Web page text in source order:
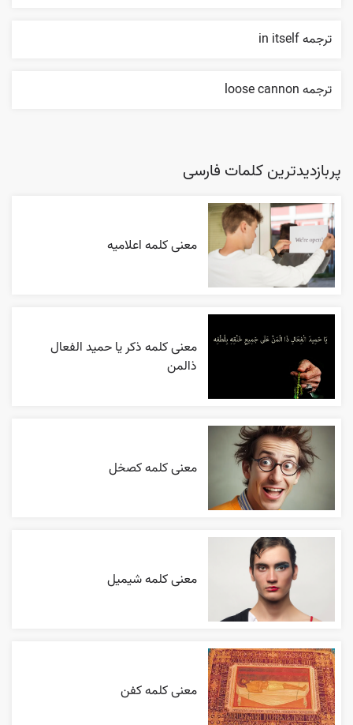
ترجمه in itself
ترجمه loose cannon
پربازدیدترین کلمات فارسی
معنی کلمه اعلاميه
معنی کلمه ذکر یا حمید الفعال
ذالمن
معنی کلمه کصخل
معنی کلمه شیمیل
معنی کلمه کفن